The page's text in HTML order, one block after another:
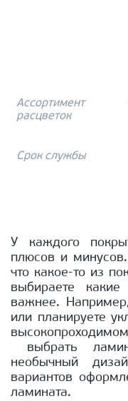
Ассортимент
расцветок
Срок службы
У каждого
плюсов и
что какое-то из
выбираете
важнее.
или планируете
выбрать
необычный
вариантов
ламината.